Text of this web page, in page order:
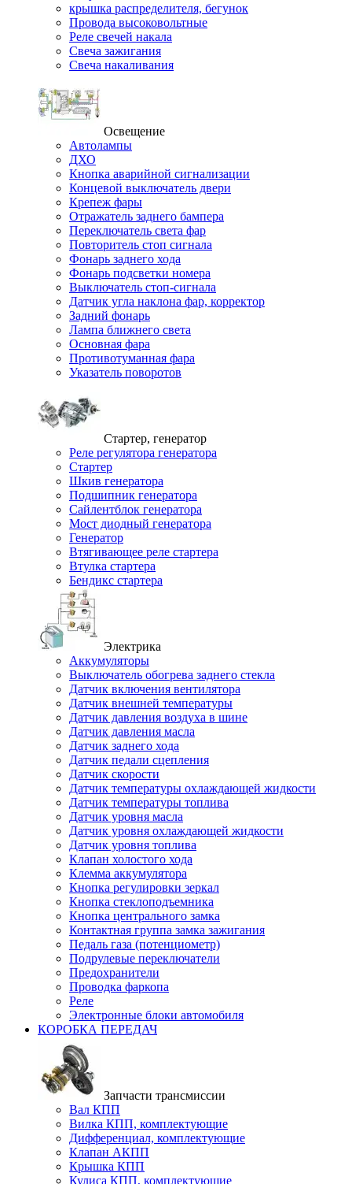
крышка распределителя, бегунок
Провода высоковольтные
Реле свечей накала
Свеча зажигания
Свеча накаливания
Освещение
Автолампы
ДХО
Кнопка аварийной сигнализации
Концевой выключатель двери
Крепеж фары
Отражатель заднего бампера
Переключатель света фар
Повторитель стоп сигнала
Фонарь заднего хода
Фонарь подсветки номера
Выключатель стоп-сигнала
Датчик угла наклона фар, корректор
Задний фонарь
Лампа ближнего света
Основная фара
Противотуманная фара
Указатель поворотов
Стартер, генератор
Реле регулятора генератора
Стартер
Шкив генератора
Подшипник генератора
Сайлентблок генератора
Мост диодный генератора
Генератор
Втягивающее реле стартера
Втулка стартера
Бендикс стартера
Электрика
Аккумуляторы
Выключатель обогрева заднего стекла
Датчик включения вентилятора
Датчик внешней температуры
Датчик давления воздуха в шине
Датчик давления масла
Датчик заднего хода
Датчик педали сцепления
Датчик скорости
Датчик температуры охлаждающей жидкости
Датчик температуры топлива
Датчик уровня масла
Датчик уровня охлаждающей жидкости
Датчик уровня топлива
Клапан холостого хода
Клемма аккумулятора
Кнопка регулировки зеркал
Кнопка стеклоподъемника
Кнопка центрального замка
Контактная группа замка зажигания
Педаль газа (потенциометр)
Подрулевые переключатели
Предохранители
Проводка фаркопа
Реле
Электронные блоки автомобиля
КОРОБКА ПЕРЕДАЧ
Запчасти трансмиссии
Вал КПП
Вилка КПП, комплектующие
Дифференциал, комплектующие
Клапан АКПП
Крышка КПП
Кулиса КПП, комплектующие